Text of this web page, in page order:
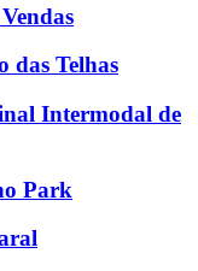
das Telhas
Intermodal de
Park